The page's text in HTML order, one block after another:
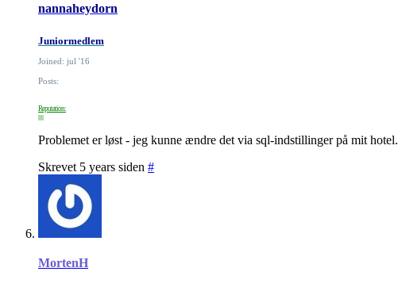
nannaheydorn
Juniormedlem
Joined: jul '16
Posts:
Reputation:
Problemet er løst - jeg kunne ændre det via sql-indstillinger på mit hotel.
Skrevet 5 years siden #
MortenH